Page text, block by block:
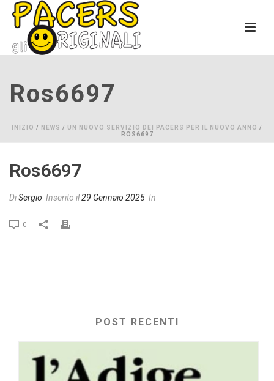
Ros6697
INIZIO / NEWS / UN NUOVO SERVIZIO DEI PACERS PER IL NUOVO ANNO /
ROS6697
Ros6697
DiSergio Inserito il29 Gennaio 2025 In
0
POST RECENTI